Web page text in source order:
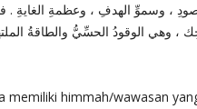
، وسموِّ الهدفِ ، وعظمةِ الغايةِ .
الوقودُ الحسِّيُّ والطاقةُ
memiliki himmah/wawasan